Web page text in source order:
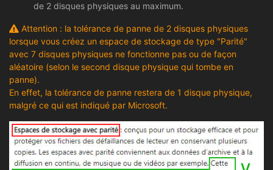
de 2 disques physiques au maximum.
Attention : la tolérance de panne de 2 disques physiques
lorsque vous créez un espace de stockage de type "Parité"
avec 7 disques physiques ne fonctionne pas ou de façon
aléatoire (selon le second disque physique qui tombe en
panne).
En effet, la tolérance de panne restera de 1 disque physique,
malgré ce qui est indiqué par Microsoft.